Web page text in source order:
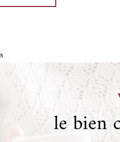
le bien